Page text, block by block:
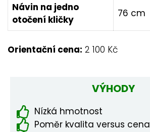
Návin na jedno
otočení kličky
76 cm
Orientační cena: 2 100 Kč
VÝHODY
Nízká hmotnost
Poměr kvalita versus cena